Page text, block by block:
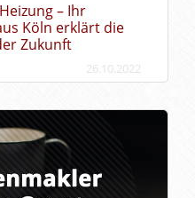
– Ihr
Köln erklärt die
Zukunft
26.10.2022